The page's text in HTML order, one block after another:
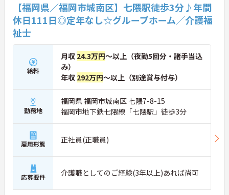
【福岡県／福岡市城南区】七隈駅徒歩3分♪年間
休日111日◎定年なし☆グループホーム／介護福
祉士
給料
月収 24.3万円～以上（夜勤5回分・諸手当込
み）
年収 292万円～以上（別途賞与付与）
勤務地
福岡県 福岡市城南区 七隈7-8-15
福岡市地下鉄七隈線「七隈駅」徒歩3分
雇用形態 正社員(正職員)
応募要件 介護職としてのご経験(3年以上)あれば尚可